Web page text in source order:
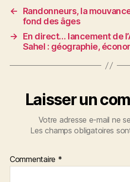
←
Randonneurs, la
fond des âges
→
En direct… lancement de
Sahel : géographie,
Laisser un
Votre adresse e-mail ne
Les champs obligatoires
Commentaire *